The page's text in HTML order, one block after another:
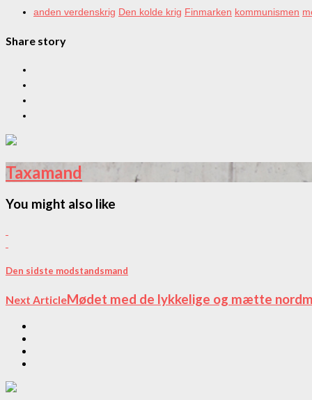
anden verdenskrig Den kolde krig Finmarken kommunismen
Share story
Taxamand
You might also like
Den sidste modstandsmand
Next ArticleMødet med de lykkelige og mætte